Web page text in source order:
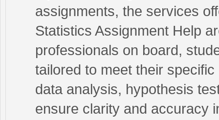
assignments, the services
Statistics Assignment Help
professionals on board,
tailored to meet their
data analysis, hypothesis
ensure clarity and accuracy